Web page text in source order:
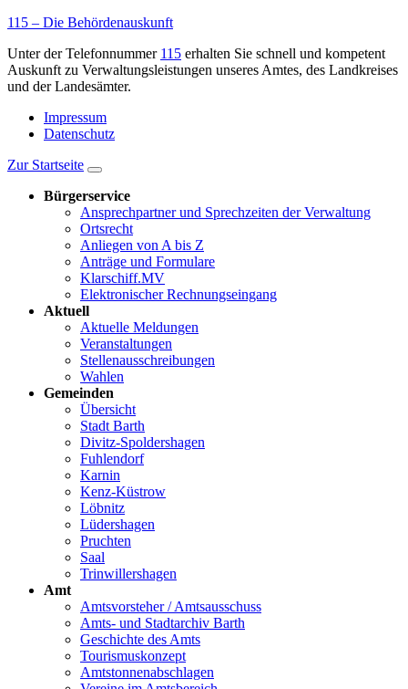
115 – Die Behördenauskunft
Unter der Telefonnummer 115 erhalten Sie schnell und kompetent
Auskunft zu Verwaltungsleistungen unseres Amtes, des Landkreises
und der Landesämter.
Impressum
Datenschutz
Zur Startseite
Bürgerservice
Ansprechpartner und Sprechzeiten der Verwaltung
Ortsrecht
Anliegen von A bis Z
Anträge und Formulare
Klarschiff.MV
Elektronischer Rechnungseingang
Aktuell
Aktuelle Meldungen
Veranstaltungen
Stellenausschreibungen
Wahlen
Gemeinden
Übersicht
Stadt Barth
Divitz-Spoldershagen
Fuhlendorf
Karnin
Kenz-Küstrow
Löbnitz
Lüdershagen
Pruchten
Saal
Trinwillershagen
Amt
Amtsvorsteher / Amtsausschuss
Amts- und Stadtarchiv Barth
Geschichte des Amts
Tourismuskonzept
Amtstonnenabschlagen